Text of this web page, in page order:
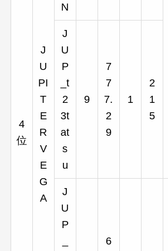
4
位
J
U
PI
T
E
R
V
E
G
A
N
J
U
P
_t
2
3t
at
s
u
9
7
7
7.
2
9
1
2
1
5
J
U
P
6